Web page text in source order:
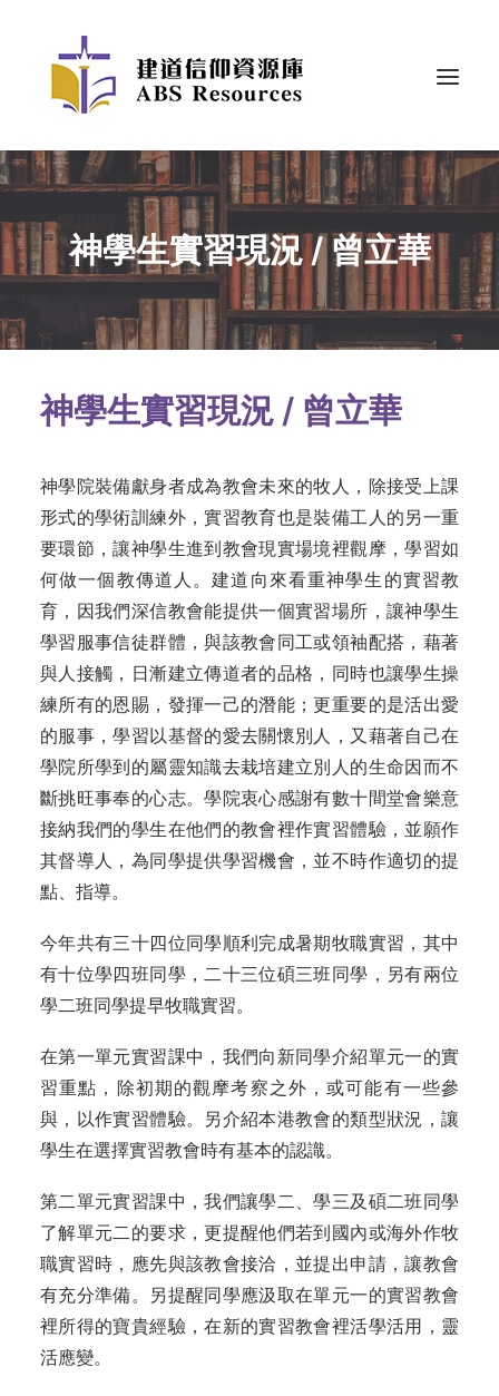
神學生實習現況 / 曾立華
神學生實習現況 / 曾立華
神學院裝備獻身者成為教會未來的牧人，除接受上課
形式的學術訓練外，實習教育也是裝備工人的另一重
要環節，讓神學生進到教會現實場境裡觀摩，學習如
何做一個教傳道人。建道向來看重神學生的實習教
育，因我們深信教會能提供一個實習場所，讓神學生
學習服事信徒群體，與該教會同工或領袖配搭，藉著
與人接觸，日漸建立傳道者的品格，同時也讓學生操
練所有的恩賜，發揮一己的潛能；更重要的是活出愛
的服事，學習以基督的愛去關懷別人，又藉著自己在
學院所學到的屬靈知識去栽培建立別人的生命因而不
斷挑旺事奉的心志。學院衷心感謝有數十間堂會樂意
接納我們的學生在他們的教會裡作實習體驗，並願作
其督導人，為同學提供學習機會，並不時作適切的提
點、指導。
今年共有三十四位同學順利完成暑期牧職實習，其中
有十位學四班同學，二十三位碩三班同學，另有兩位
學二班同學提早牧職實習。
在第一單元實習課中，我們向新同學介紹單元一的實
習重點，除初期的觀摩考察之外，或可能有一些參
與，以作實習體驗。另介紹本港教會的類型狀況，讓
學生在選擇實習教會時有基本的認識。
第二單元實習課中，我們讓學二、學三及碩二班同學
了解單元二的要求，更提醒他們若到國內或海外作牧
職實習時，應先與該教會接洽，並提出申請，讓教會
有充分準備。另提醒同學應汲取在單元一的實習教會
裡所得的寶貴經驗，在新的實習教會裡活學活用，靈
活應變。